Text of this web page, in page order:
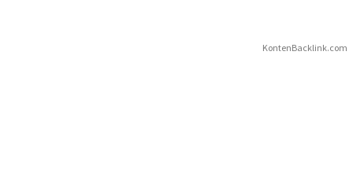
KontenBacklink.com